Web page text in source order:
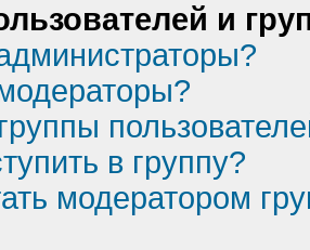
и
в группу?
модератором